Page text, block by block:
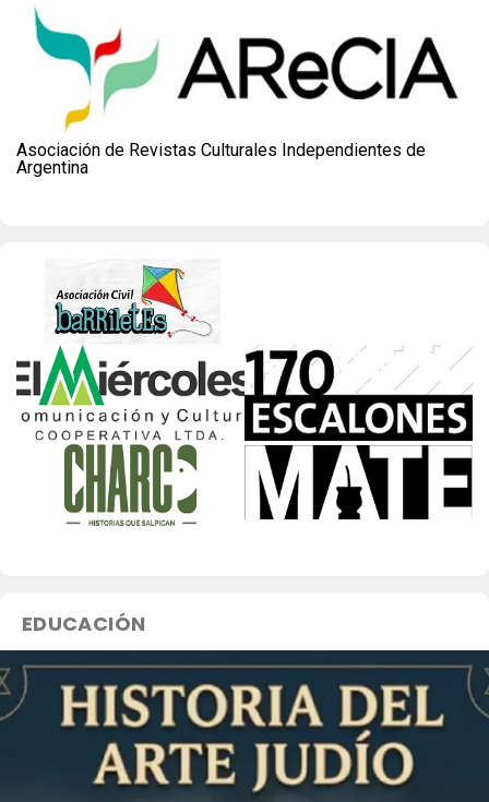
Asociación de Revistas Culturales Independientes de
Argentina
AReCIA Nodo Litoral
EDUCACIÓN